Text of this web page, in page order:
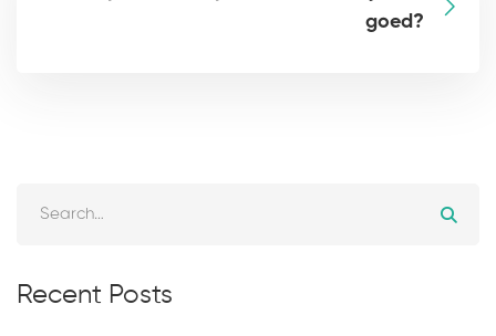
goed?
Recent Posts